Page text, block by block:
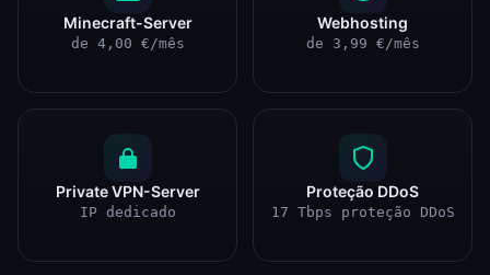
Minecraft-Server
de 4,00 €/mês
Webhosting
de 3,99 €/mês
Private VPN-Server
IP dedicado
Proteção DDoS
17 Tbps proteção DDoS